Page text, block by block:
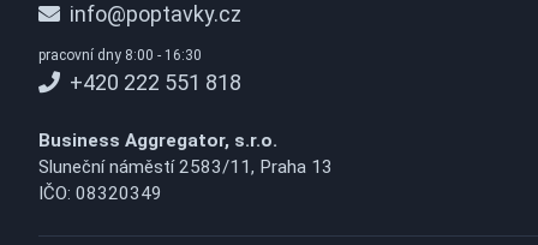
info@poptavky.cz
pracovní dny 8:00 - 16:30
+420 222 551 818
Business Aggregator, s.r.o.
Sluneční náměstí 2583/11, Praha 13
IČO: 08320349